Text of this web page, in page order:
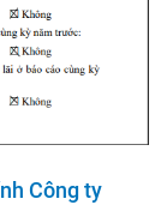
Công ty